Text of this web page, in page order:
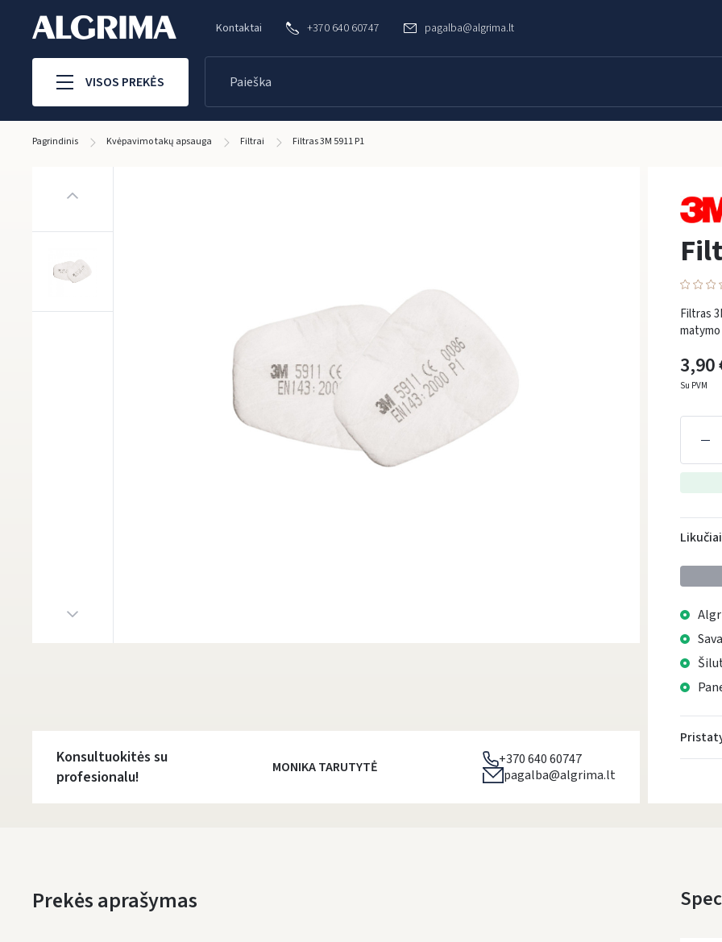
Kontaktai +370 640 60747 pagalba@algrima.lt
VISOS PREKĖS
Pagrindinis Kvėpavimo takų apsauga Filtrai Filtras 3M 5911 P1
Filtras
3,90
Su PVM
Konsultuokitės su
profesionalu!
MONIKA TARUTYTĖ
+370 640 60747
pagalba@algrima.lt
Prekės aprašymas